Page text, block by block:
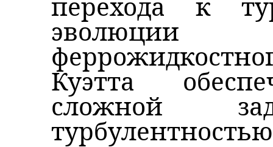
перехода к
Куэтта
сложной